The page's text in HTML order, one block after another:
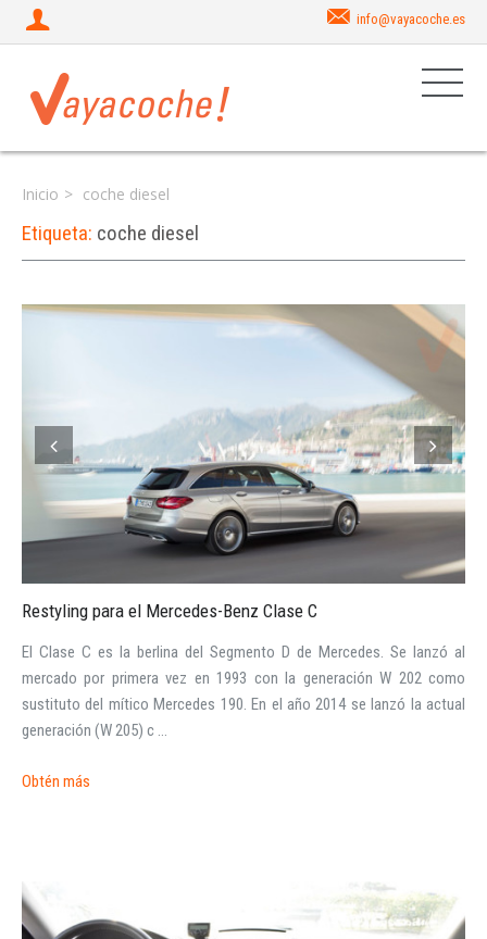
info@vayacoche.es
Inicio coche diesel
Etiqueta: coche diesel
Restyling para el Mercedes-Benz Clase C
El Clase C es la berlina del Segmento D de Mercedes. Se lanzó al
mercado por primera vez en 1993 con la generación W 202 como
sustituto del mítico Mercedes 190. En el año 2014 se lanzó la actual
generación (W 205) c ...
Obtén más